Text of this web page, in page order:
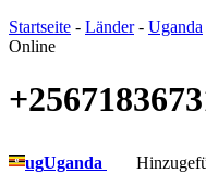
Startseite - Länder- Uganda
Online
ugUganda